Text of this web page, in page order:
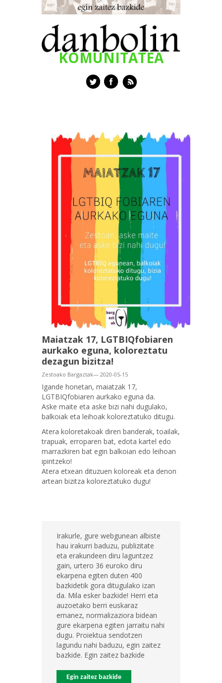
KOMUNITATEA
Maiatzak 17, LGTBIQfobiaren
aurkako eguna, koloreztatu
dezagun bizitza!
Zestoako Bargaztak— 2020-05-15
Igande honetan, maiatzak 17,
LGTBIQfobiaren aurkako eguna da.
Aske maite eta aske bizi nahi dugulako,
balkoiak eta leihoak koloreztatuko ditugu.
Atera koloretakoak diren banderak, toailak,
trapuak, erroparen bat, edota kartel edo
marrazkiren bat egin balkoian edo leihoan
ipintzeko!
Atera etxean dituzuen koloreak eta denon
artean bizitza koloreztatuko dugu!
Irakurle, gure webgunean albiste
hau irakurri baduzu, publizitate
eta erakundeen diru laguntzez
gain, urtero 36 euroko diru
ekarpena egiten duten 400
bazkidetik gora ditugulako izan
da. Mila esker bazkide! Herri eta
auzoetako berri euskaraz
emanez, normalizaziora bidean
gure ekarpena egiten jarraitu nahi
dugu. Proiektua sendotzen
lagundu nahi baduzu, egin zaitez
bazkide. Egin zaitez bazkide
Egin zaitez bazkide